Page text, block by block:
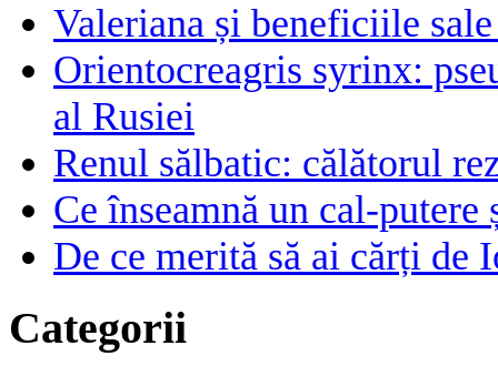
Valeriana și beneficiile
Orientocreagris syrinx:
al Rusiei
Renul sălbatic: călătorul
Ce înseamnă un cal-putere
De ce merită să ai cărți de
Categorii